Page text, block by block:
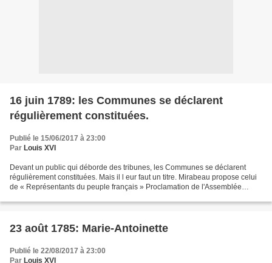
16 juin 1789: les Communes se déclarent
régulièrement constituées.
Publié le 15/06/2017 à 23:00
Par Louis XVI
Devant un public qui déborde des tribunes, les Communes se déclarent
régulièrement constituées. Mais il l eur faut un titre. Mirabeau propose celui
de « Représentants du peuple français » Proclamation de l'Assemblée
23 août 1785: Marie-Antoinette
Publié le 22/08/2017 à 23:00
Par Louis XVI